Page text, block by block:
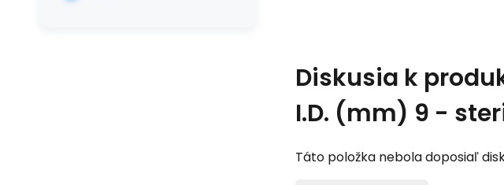
Diskusia k
I.D. (mm) 9 -
Táto položka nebola doposiaľ